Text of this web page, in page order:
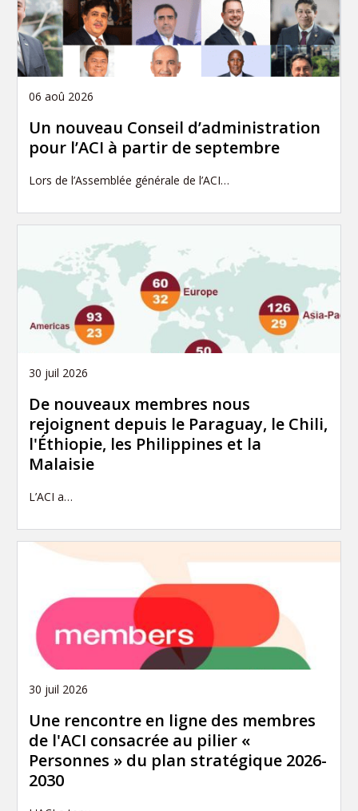
06 aoû 2026
Un nouveau Conseil d’administration
pour l’ACI à partir de septembre
Lors de l’Assemblée générale de l’ACI…
30 juil 2026
De nouveaux membres nous
rejoignent depuis le Paraguay, le Chili,
l'Éthiopie, les Philippines et la
Malaisie
L’ACI a…
30 juil 2026
Une rencontre en ligne des membres
de l'ACI consacrée au pilier «
Personnes » du plan stratégique 2026-
2030